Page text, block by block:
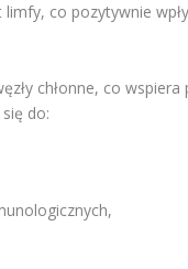
co pozytywnie
chłonne, co
do: